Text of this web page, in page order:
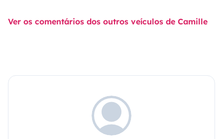
Ver os comentários dos outros veículos de Camille